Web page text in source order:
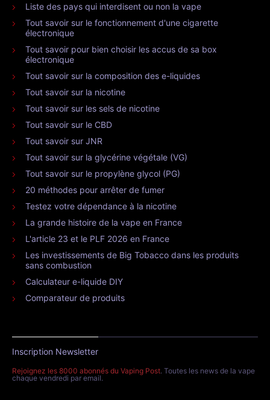
Liste des pays qui interdisent ou non la vape
Tout savoir sur le fonctionnement d'une cigarette
électronique
Tout savoir pour bien choisir les accus de sa box
électronique
Tout savoir sur la composition des e-liquides
Tout savoir sur la nicotine
Tout savoir sur les sels de nicotine
Tout savoir sur le CBD
Tout savoir sur JNR
Tout savoir sur la glycérine végétale (VG)
Tout savoir sur le propylène glycol (PG)
20 méthodes pour arrêter de fumer
Testez votre dépendance à la nicotine
La grande histoire de la vape en France
L'article 23 et le PLF 2026 en France
Les investissements de Big Tobacco dans les produits
sans combustion
Calculateur e-liquide DIY
Comparateur de produits
Inscription Newsletter
Rejoignez les 8000 abonnés du Vaping Post. Toutes les news de la vape
chaque vendredi par email.